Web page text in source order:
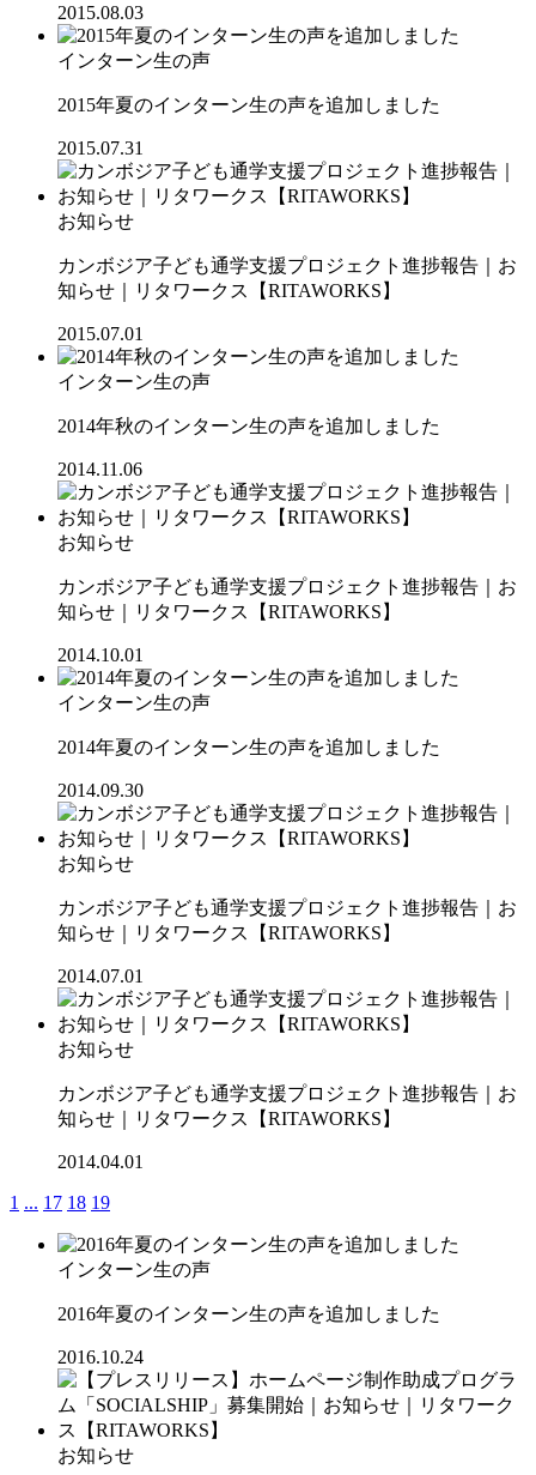
2015.08.03
インターン生の声
2015年夏のインターン生の声を追加しました
2015.07.31
お知らせ
カンボジア子ども通学支援プロジェクト進捗報告｜お
知らせ｜リタワークス【RITAWORKS】
2015.07.01
インターン生の声
2014年秋のインターン生の声を追加しました
2014.11.06
お知らせ
カンボジア子ども通学支援プロジェクト進捗報告｜お
知らせ｜リタワークス【RITAWORKS】
2014.10.01
インターン生の声
2014年夏のインターン生の声を追加しました
2014.09.30
お知らせ
カンボジア子ども通学支援プロジェクト進捗報告｜お
知らせ｜リタワークス【RITAWORKS】
2014.07.01
お知らせ
カンボジア子ども通学支援プロジェクト進捗報告｜お
知らせ｜リタワークス【RITAWORKS】
2014.04.01
1 ... 17 18 19
インターン生の声
2016年夏のインターン生の声を追加しました
2016.10.24
お知らせ